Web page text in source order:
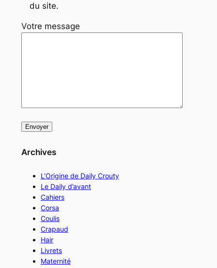
du site.
Votre message
Archives
L’Origine de Daily Crouty
Le Daily d’avant
Cahiers
Corsa
Coulis
Crapaud
Hair
Livrets
Maternité